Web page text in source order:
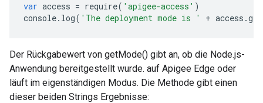
var access = require( 'apigee-access' )
console. log( 'The deployment mode is ' + access .
Der Rückgabewert von getMode() gibt an, ob die Node.js-
Anwendung bereitgestellt wurde. auf Apigee Edge oder
läuft im eigenständigen Modus. Die Methode gibt einen
dieser beiden Strings Ergebnisse: